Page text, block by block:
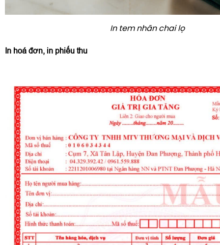
In tem nhãn chai lọ
In hoá đơn, in phiếu thu